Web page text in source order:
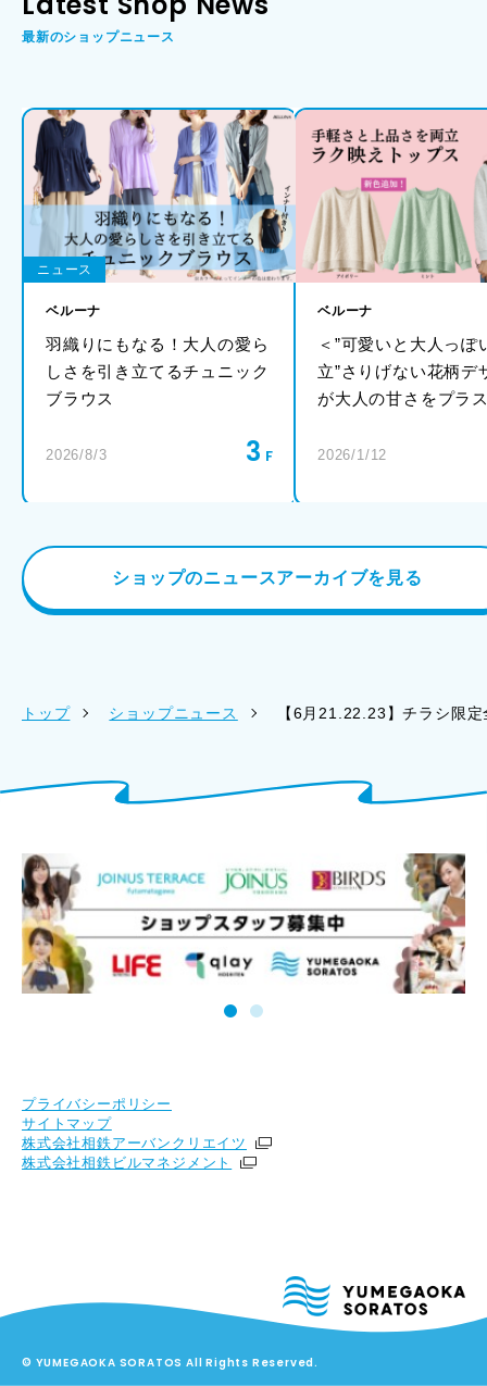
最新のショップニュース
ニュース
ベルーナ
​羽織りにもなる！大人の愛ら
しさを引き立てるチュニック
ブラウス
2026/8/3 3
ベルーナ
＜”可愛いと大人っぽ
立”さりげない花柄デ
が大人の甘さをプラ
2026/1/12
ショップのニュースアーカイブを見る
トップ ショップニュース 【6月21.22.23】チラシ限
プライバシーポリシー
サイトマップ
株式会社相鉄アーバンクリエイツ
株式会社相鉄ビルマネジメント
© YUMEGAOKA SORATOS All Rights Reserved.